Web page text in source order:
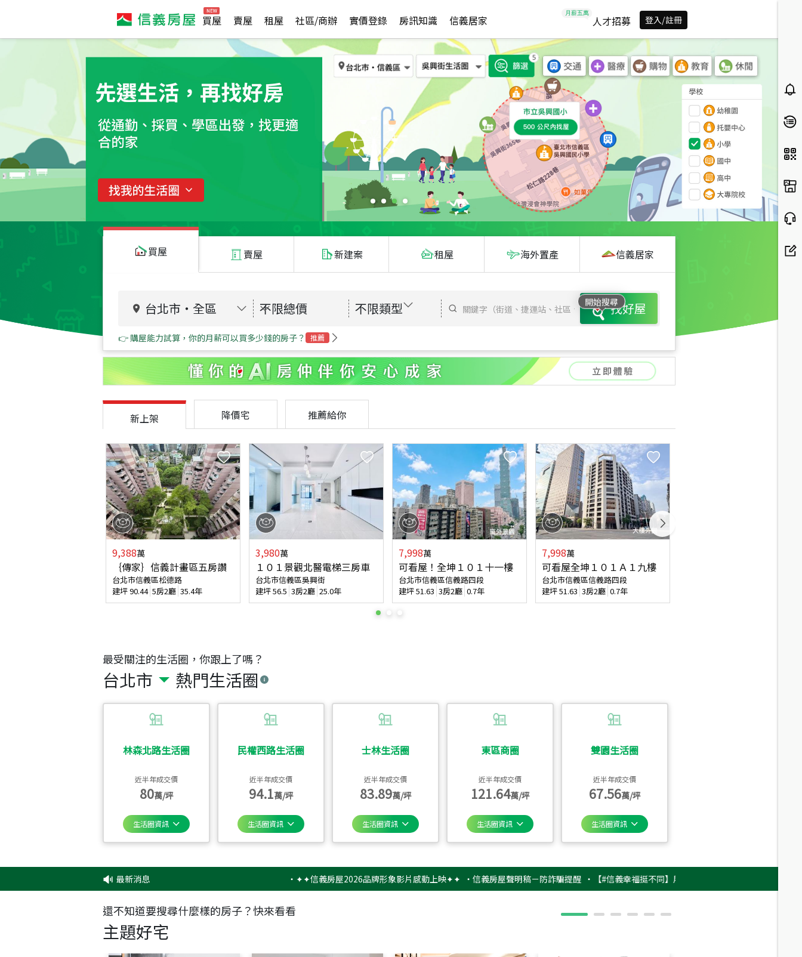
買屋 賣屋 租屋 社區/商辦 實價登錄 房訊知識 信義居家 人才招募 登入/註冊
買屋 賣屋 新建案 租屋 海外置產 信義居家
台北市 ・ 全區 不限總價 不限類型
開始搜尋
找好屋
👉 購屋能力試算，你的月薪可以買多少錢的房子？ 推薦
最受關注的生活圈，你跟上了嗎？
台北市 熱門生活圈
林森北路生活圈
近半年成交價
80萬/坪
生活圈資訊
民權西路生活圈
近半年成交價
94.1萬/坪
生活圈資訊
士林生活圈
近半年成交價
83.89萬/坪
生活圈資訊
東區商圈
近半年成交價
121.64萬/坪
生活圈資訊
雙園生活圈
近半年成交價
67.56萬/坪
生活圈資訊
新上架 降價宅 推薦給你
9,388萬
｛傳家｝信義計畫區五房讚
台北市信義區松德路
建坪90.44 5房2廳 35.4年
3,980萬
１０１景觀北醫電梯三房車
台北市信義區吳興街
建坪56.5 3房2廳 25.0年
7,998萬
可看屋！全坤１０１十一樓
台北市信義區信義路四段
建坪51.63 3房2廳 0.7年
7,998萬
可看屋全坤１０１Ａ１九樓
台北市信義區信義路四段
建坪51.63 3房2廳 0.7年
最新消息 ✦✦信義房屋2026品牌形象影片感動上映✦✦ ‧信義房屋聲明稿－防詐騙提醒 ‧【#信義幸福挺不同】用實力，讓升職免抽號碼牌！最新雇主品
還不知道要搜尋什麼樣的房子？快來看看
主題好宅